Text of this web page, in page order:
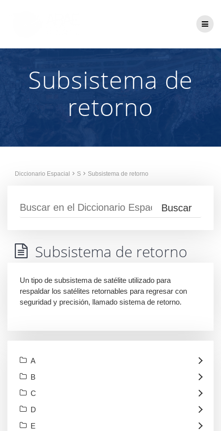
Subsistema de
retorno
Diccionario Espacial S Subsistema de retorno
Subsistema de retorno
Un tipo de subsistema de satélite utilizado para
respaldar los satélites retornables para regresar con
seguridad y precisión, llamado sistema de retorno.
A
B
C
D
E